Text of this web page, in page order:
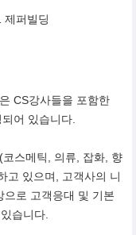
제퍼빌딩
CS강사들을 포함한
어 있습니다.
스메틱, 의류, 잡화, 향
고 있으며, 고객사의 니
으로 고객응대 및 기본
습니다.